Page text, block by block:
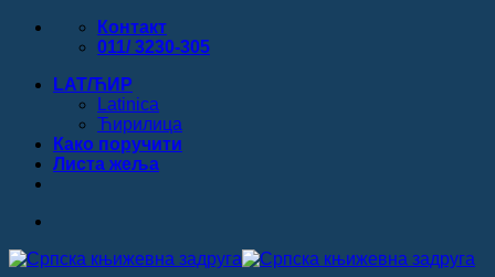
Прескочи
Контакт
011/ 3230-305
LAT/ЋИР
Latinica
Ћирилица
Како поручити
Листa жеља